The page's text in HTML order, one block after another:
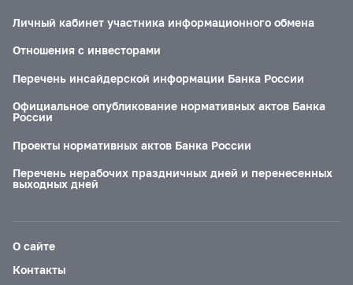
Личный кабинет участника информационного обмена
Отношения с инвесторами
Перечень инсайдерской информации Банка России
Официальное опубликование нормативных актов Банка
России
Проекты нормативных актов Банка России
Перечень нерабочих праздничных дней и перенесенных
выходных дней
О сайте
Контакты